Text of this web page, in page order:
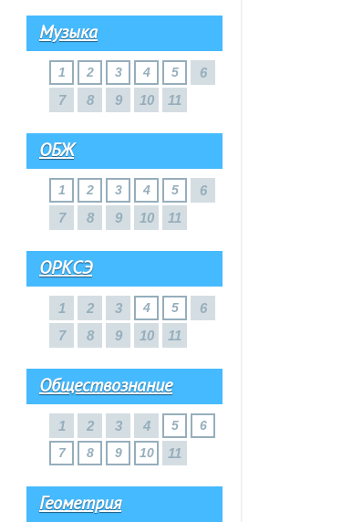
Музыка
1 2 3 4 5
6
7
8 9 10 11
ОБЖ
1 2 3 4 5
6
7
8 9 10 11
ОРКСЭ
1 2 3 4 5
6
7
8 9 10 11
Обществознание
1 2 3 4 5
6
7
8 9 10 11
Геометрия